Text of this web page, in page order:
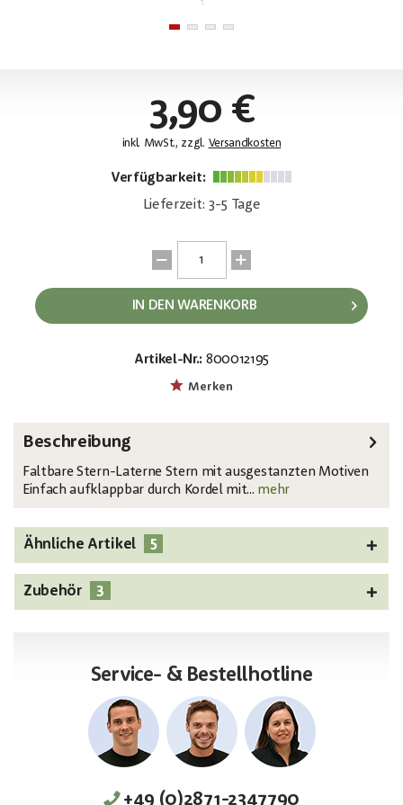
3,90 €
inkl. MwSt., zzgl. Versandkosten
Verfügbarkeit:
Lieferzeit: 3-5 Tage
IN DEN WARENKORB
Artikel-Nr.: 800012195
Merken
Beschreibung
Faltbare Stern-Laterne Stern mit ausgestanzten Motiven
Einfach aufklappbar durch Kordel mit... mehr
Ähnliche Artikel 5
Zubehör 3
Service- & Bestellhotline
+49 (0)2871-2347790